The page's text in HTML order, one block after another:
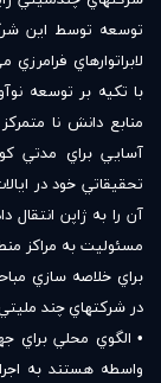
توسعه توسط اين
لابراتوارهاي
با تکيه بر توسعه
منابع دانش نا
آسايي براي مدتي
تحقيقاتي خود در
آن را به ژاپن
مسئوليت به مراکز
براي خلاصه سازي
در شرکتهاي چند
• الگوي محلي براي
واسطه هستند به